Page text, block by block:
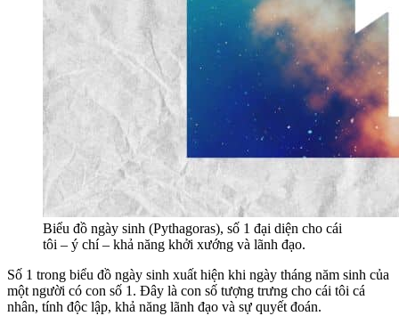
Biểu đồ ngày sinh (Pythagoras), số 1 đại diện cho cái
tôi – ý chí – khả năng khởi xướng và lãnh đạo.
Số 1 trong biểu đồ ngày sinh xuất hiện khi ngày tháng năm sinh của
một người có con số 1. Đây là con số tượng trưng cho cái tôi cá
nhân, tính độc lập, khả năng lãnh đạo và sự quyết đoán.